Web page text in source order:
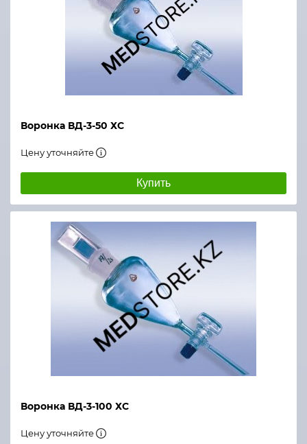
Воронка ВД-3-50 ХС
Цену уточняйте
Купить
Воронка ВД-3-100 ХС
Цену уточняйте